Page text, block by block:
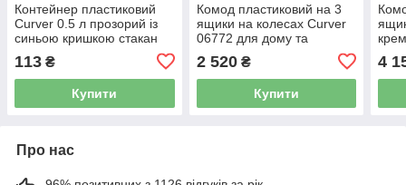
Контейнер пластиковий
Curver 0.5 л прозорий із
синьою кришкою стакан
для зберігання продуктів
(06415)
113 ₴
Купити
Комод пластиковий на 3
ящики на колесах Curver
06772 для дому та
2 520₴
Купити
4
Про нас